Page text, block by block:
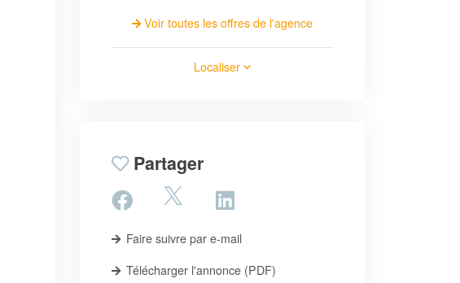
Voir toutes les offres de l'agence
Localiser
Partager
Faire suivre par e-mail
Télécharger l'annonce (PDF)